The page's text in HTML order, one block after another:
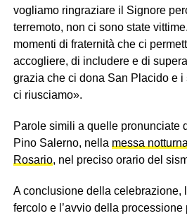
vogliamo ringraziare il Signore
terremoto, non ci sono state
momenti di fraternità che ci
accogliere, di includere e di
grazia che ci dona San Placido e
ci riusciamo».
Parole simili a quelle pronunciate
Pino Salerno, nella messa
Rosario, nel preciso orario del
A conclusione della celebrazione,
fercolo e l’avvio della